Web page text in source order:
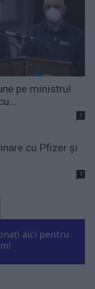
pe ministrul
1
cu Pfizer și
7
aici pentru